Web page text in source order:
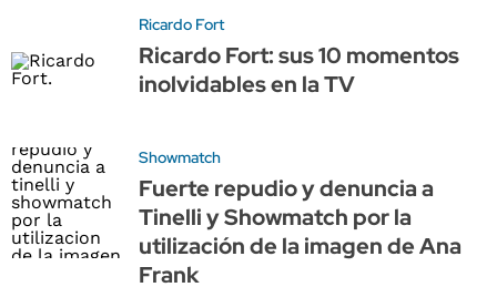
Ricardo Fort
Ricardo Fort: sus 10 momentos
inolvidables en la TV
Showmatch
Fuerte repudio y denuncia a
Tinelli y Showmatch por la
utilización de la imagen de Ana
Frank